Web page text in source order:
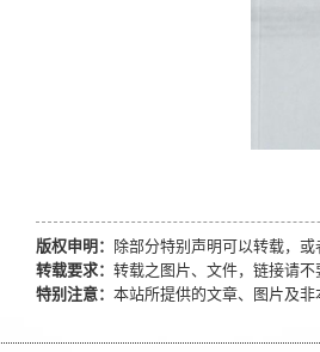
版权申明：
除部分特别声明可以转载，
转载要求： 转载之图片、文件，链接请
特别注意： 本站所提供的文章、图片及